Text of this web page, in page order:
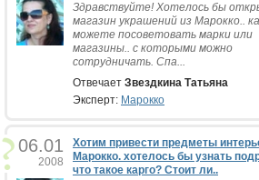
Здравствуйте! Хотелось бы
магазин украшений из Марокко..
можете посоветовать марки или
магазины.. с которыми можно
сотрудничать. Спа...
Отвечает Звездкина Татьяна
Эксперт: Марокко
06.01
2008
Хотим привести предметы
Марокко. хотелось бы узнать
что такое карго? Стоит ли..